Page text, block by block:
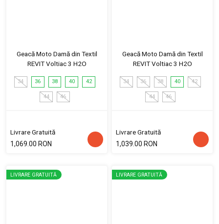
Geacă Moto Damă din Textil
REVIT Voltiac 3 H2O
34 36 38 40 42
44 46
Livrare Gratuită
1,069.00 RON
Geacă Moto Damă din Textil
REVIT Voltiac 3 H2O
34 36 38 40 42
44 46
Livrare Gratuită
1,039.00 RON
LIVRARE GRATUITĂ LIVRARE GRATUITĂ